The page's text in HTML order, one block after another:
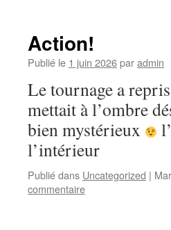
Action!
Publié le 1 juin 2026paradmin
Le tournage a
mettait à l’ombre
bien mystérieux
l’intérieur
Publié dans Uncategorized |
commentaire